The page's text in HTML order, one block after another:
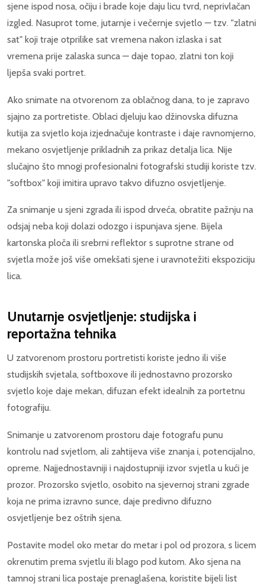
sjene ispod nosa, očiju i brade koje daju licu tvrd, neprivlačan
izgled. Nasuprot tome, jutarnje i večernje svjetlo — tzv. "zlatni
sat" koji traje otprilike sat vremena nakon izlaska i sat
vremena prije zalaska sunca — daje topao, zlatni ton koji
ljepša svaki portret.
Ako snimate na otvorenom za oblačnog dana, to je zapravo
sjajno za portretiste. Oblaci djeluju kao džinovska difuzna
kutija za svjetlo koja izjednačuje kontraste i daje ravnomjerno,
mekano osvjetljenje prikladnih za prikaz detalja lica. Nije
slučajno što mnogi profesionalni fotografski studiji koriste tzv.
"softbox" koji imitira upravo takvo difuzno osvjetljenje.
Za snimanje u sjeni zgrada ili ispod drveća, obratite pažnju na
odsjaj neba koji dolazi odozgo i ispunjava sjene. Bijela
kartonska ploča ili srebrni reflektor s suprotne strane od
svjetla može još više omekšati sjene i uravnotežiti ekspoziciju
lica.
Unutarnje osvjetljenje: studijska i
reportažna tehnika
U zatvorenom prostoru portretisti koriste jedno ili više
studijskih svjetala, softboxove ili jednostavno prozorsko
svjetlo koje daje mekan, difuzan efekt idealnih za portetnu
fotografiju.
Snimanje u zatvorenom prostoru daje fotografu punu
kontrolu nad svjetlom, ali zahtijeva više znanja i, potencijalno,
opreme. Najjednostavniji i najdostupniji izvor svjetla u kući je
prozor. Prozorsko svjetlo, osobito na sjevernoj strani zgrade
koja ne prima izravno sunce, daje predivno difuzno
osvjetljenje bez oštrih sjena.
Postavite model oko metar do metar i pol od prozora, s licem
okrenutim prema svjetlu ili blago pod kutom. Ako sjena na
tamnoj strani lica postaje prenaglašena, koristite bijeli list